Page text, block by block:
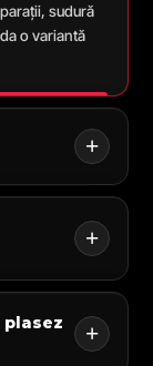
sudură
o variantă